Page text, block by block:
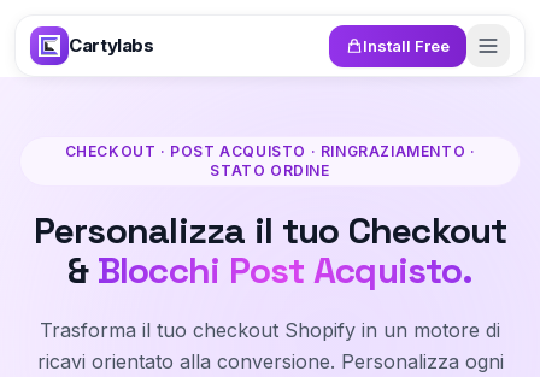
Cartylabs Install Free
CHECKOUT · POST ACQUISTO · RINGRAZIAMENTO ·
STATO ORDINE
Personalizza il tuo Checkout
& Blocchi Post Acquisto.
Trasforma il tuo checkout Shopify in un motore di
ricavi orientato alla conversione. Personalizza ogni